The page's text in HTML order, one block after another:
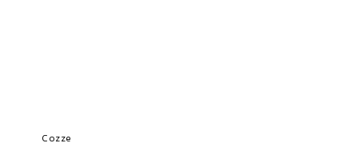
Cozze